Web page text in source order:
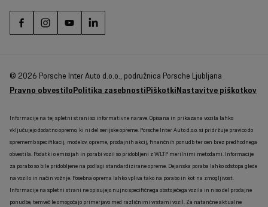
© 2026 Porsche Inter Auto d.o.o., podružnica Porsche Ljubljana
Pravno obvestiloPolitika zasebnostiPiškotkiNastavitve piškotkov
Informacije na tej spletni strani so informativne narave. Opisana in prikazana vozila lahko
vključujejo dodatno opremo, ki ni del serijske opreme. Porsche Inter Auto d.o.o. si pridržuje pravico do
sprememb specifikacij, modelov, opreme, prodajnih akcij, finančnih ponudb ter cen brez predhodnega
obvestila. Podatki o emisijah in porabi vozil so pridobljeni z WLTP merilnimi metodami. Informacije
za porabo so bile pridobljene na podlagi standardizirane opreme. Dejanska poraba lahko odstopa glede
na vozilo in način vožnje. Posebna oprema lahko vpliva tako na porabo in kot na zmogljivost.
Informacije na spletni strani ne opisujejo nujno specifičnega obstoječega vozila in niso del prodajne
ponudbe, temveč le omogočajo primerjavo med različnimi vrstami vozil. Za natančne aktualne